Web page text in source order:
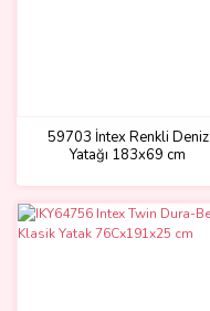
59703 İntex Renkli Deniz
Yatağı 183x69 cm